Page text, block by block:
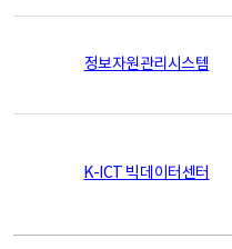
정보자원관리시스템
K-ICT 빅데이터센터